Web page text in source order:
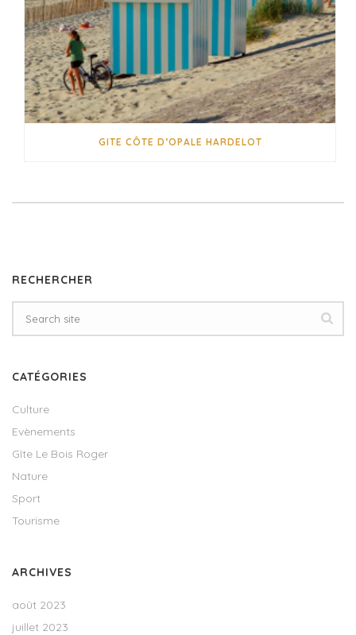
GITE CÔTE D’OPALE HARDELOT
RECHERCHER
CATÉGORIES
Culture
Evènements
Gîte Le Bois Roger
Nature
Sport
Tourisme
ARCHIVES
août 2023
juillet 2023